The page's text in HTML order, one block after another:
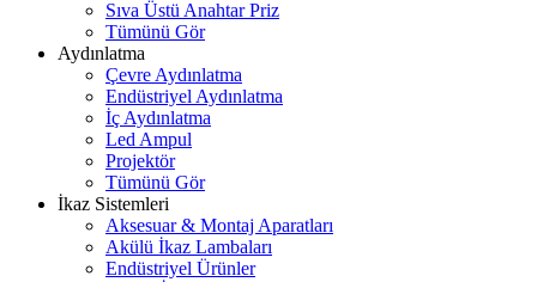
Sıva Üstü Anahtar Priz
Tümünü Gör
Aydınlatma
Çevre Aydınlatma
Endüstriyel Aydınlatma
İç Aydınlatma
Led Ampul
Projektör
Tümünü Gör
İkaz Sistemleri
Aksesuar & Montaj Aparatları
Akülü İkaz Lambaları
Endüstriyel Ürünler